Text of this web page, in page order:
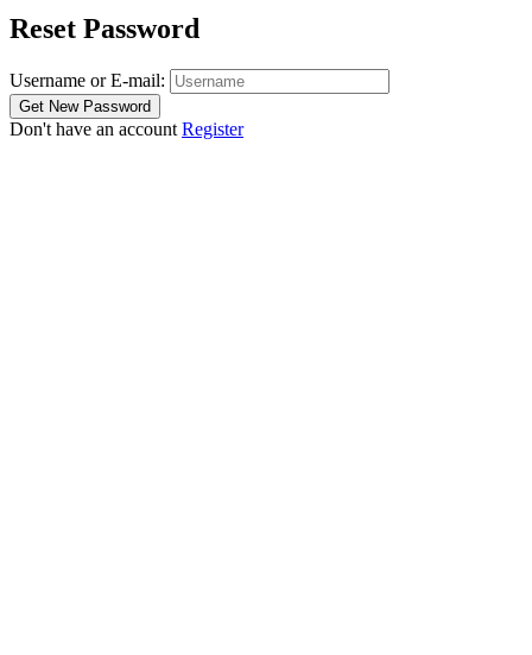
Reset Password
Username or E-mail:
Don't have an account Register